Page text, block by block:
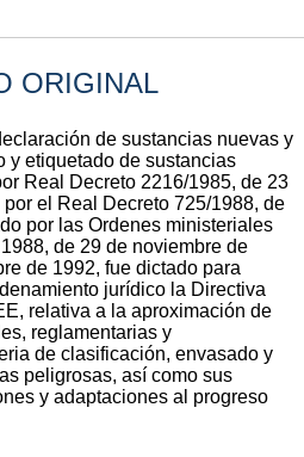
ORIGINAL
de sustancias nuevas y
y etiquetado de sustancias
Real Decreto 2216/1985, de 23
el Real Decreto 725/1988, de
por las Ordenes ministeriales
de 29 de noviembre de
de 1992, fue dictado para
jurídico la Directiva
relativa a la aproximación de
reglamentarias y
de clasificación, envasado y
peligrosas, así como sus
y adaptaciones al progreso